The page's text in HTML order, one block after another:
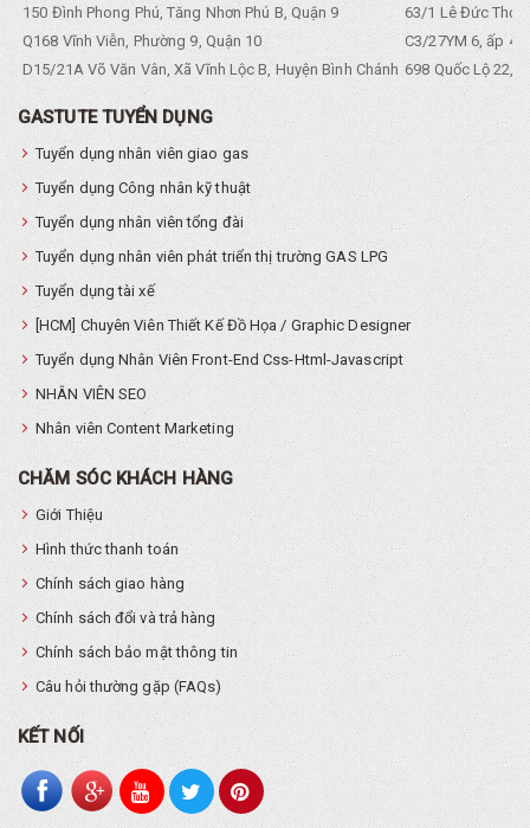
150 Đình Phong Phú, Tăng Nhơn Phú B, Quận 9
63/1 Lê Đức Thọ,
Q168 Vĩnh Viễn, Phường 9, Quận 10
C3/27YM 6, ấp 4,
D15/21A Võ Văn Vân, Xã Vĩnh Lộc B, Huyện Bình Chánh 698 Quốc Lộ 22,
GASTUTE TUYỂN DỤNG
Tuyển dụng nhân viên giao gas
Tuyển dụng Công nhân kỹ thuật
Tuyển dụng nhân viên tổng đài
Tuyển dụng nhân viên phát triển thị trường GAS LPG
Tuyển dụng tài xế
[HCM] Chuyên Viên Thiết Kế Đồ Họa / Graphic Designer
Tuyển dụng Nhân Viên Front-End Css-Html-Javascript
NHÂN VIÊN SEO
Nhân viên Content Marketing
CHĂM SÓC KHÁCH HÀNG
Giới Thiệu
Hình thức thanh toán
Chính sách giao hàng
Chính sách đổi và trả hàng
Chính sách bảo mật thông tin
Câu hỏi thường gặp (FAQs)
KẾT NỐI